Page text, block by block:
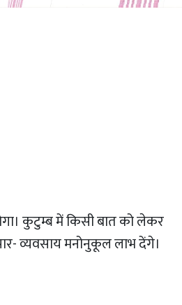
कुटुम्ब में किसी बात को लेकर
व्यवसाय मनोनुकूल लाभ देंगे।